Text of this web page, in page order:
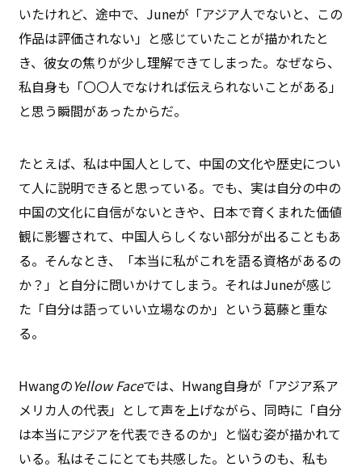
いたけれど、途中で、Juneが「アジア人でないと、この
作品は評価されない」と感じていたことが描かれたと
き、彼女の焦りが少し理解できてしまった。なぜなら、
私自身も「〇〇人でなければ伝えられないことがある」
と思う瞬間があったからだ。
たとえば、私は中国人として、中国の文化や歴史につい
て人に説明できると思っている。でも、実は自分の中の
中国の文化に自信がないときや、日本で育くまれた価値
観に影響されて、中国人らしくない部分が出ることもあ
る。そんなとき、「本当に私がこれを語る資格があるの
か？」と自分に問いかけてしまう。それはJuneが感じ
た「自分は語っていい立場なのか」という葛藤と重な
る。
HwangのYellow Faceでは、Hwang自身が「アジア系ア
メリカ人の代表」として声を上げながら、同時に「自分
は本当にアジアを代表できるのか」と悩む姿が描かれて
いる。私はそこにとても共感した。というのも、私も